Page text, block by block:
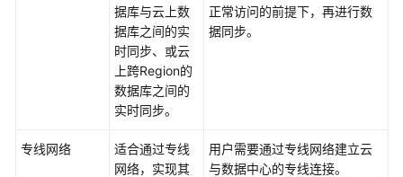
据库与云上数
据库之间的实
时同步、或云
上跨Region的
数据库之间的
实时同步。
正常访问的前提下，再进行数
据同步。
专线网络
适合通过专线
网络，实现其
用户需要通过专线网络建立云
与数据中心的专线连接。